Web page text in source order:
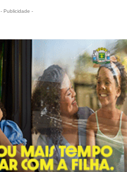
- Publicidade -